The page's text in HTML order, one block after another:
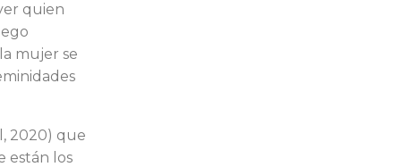
quien
mujer se
2020) que
están los